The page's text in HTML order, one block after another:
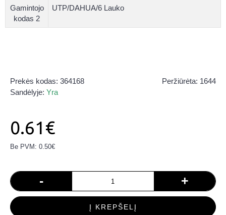
Gamintojo
kodas 2
UTP/DAHUA/6 Lauko
Peržiūrėta: 1644
Prekės kodas: 364168
Sandėlyje: Yra
0.61€
Be PVM: 0.50€
- +
Į KREPŠELĮ